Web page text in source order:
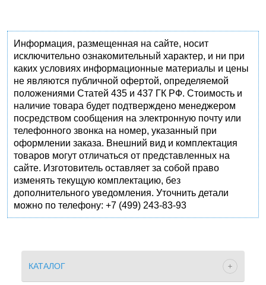
Информация, размещенная на сайте, носит
исключительно ознакомительный характер, и ни при
каких условиях информационные материалы и цены
не являются публичной офертой, определяемой
положениями Статей 435 и 437 ГК РФ. Стоимость и
наличие товара будет подтверждено менеджером
посредством сообщения на электронную почту или
телефонного звонка на номер, указанный при
оформлении заказа. Внешний вид и комплектация
товаров могут отличаться от представленных на
сайте. Изготовитель оставляет за собой право
изменять текущую комплектацию, без
дополнительного уведомления. Уточнить детали
можно по телефону: +7 (499) 243-83-93
КАТАЛОГ